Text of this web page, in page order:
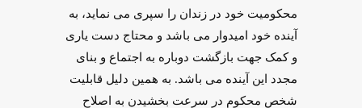
محکومیت خود در زندان را سپری می نماید، به
آینده خود امیدوار می باشد و محتاج دست یاری
و کمک جهت بازگشت دوباره به اجتماع و بنای
مجدد این آینده می باشد. به همین دلیل قابلیت
شخص محکوم در سرعت بخشیدن به اصلاح